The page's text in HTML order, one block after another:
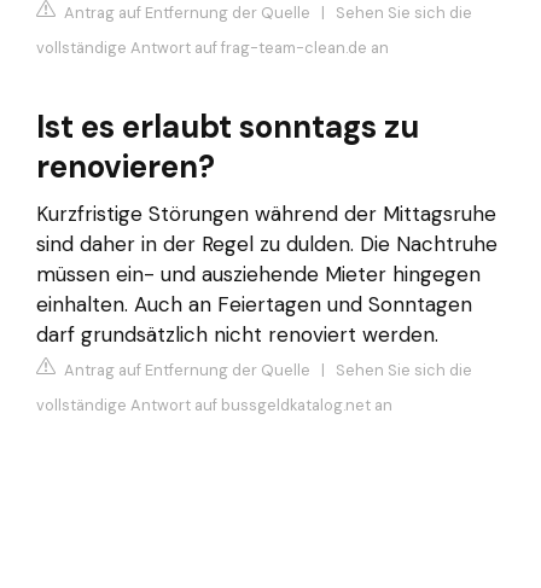
Antrag auf Entfernung der Quelle | Sehen Sie sich die
vollständige Antwort auf frag-team-clean.de an
Ist es erlaubt sonntags zu
renovieren?
Kurzfristige Störungen während der Mittagsruhe
sind daher in der Regel zu dulden. Die Nachtruhe
müssen ein- und ausziehende Mieter hingegen
einhalten. Auch an Feiertagen und Sonntagen
darf grundsätzlich nicht renoviert werden.
Antrag auf Entfernung der Quelle | Sehen Sie sich die
vollständige Antwort auf bussgeldkatalog.net an